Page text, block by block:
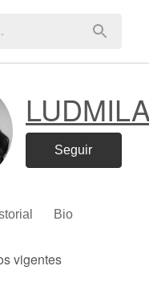
Seguir
Bio
vigentes